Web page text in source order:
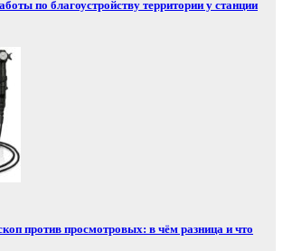
по благоустройству территории у станции
против просмотровых: в чём разница и что